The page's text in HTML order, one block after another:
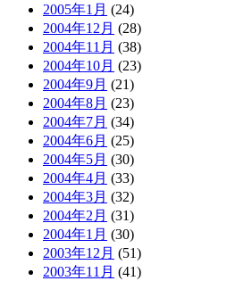
2005年1月 (24)
2004年12月 (28)
2004年11月 (38)
2004年10月 (23)
2004年9月 (21)
2004年8月 (23)
2004年7月 (34)
2004年6月 (25)
2004年5月 (30)
2004年4月 (33)
2004年3月 (32)
2004年2月 (31)
2004年1月 (30)
2003年12月 (51)
2003年11月 (41)